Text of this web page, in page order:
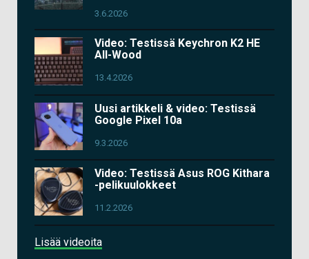
3.6.2026
Video: Testissä Keychron K2 HE
All-Wood
13.4.2026
Uusi artikkeli & video: Testissä
Google Pixel 10a
9.3.2026
Video: Testissä Asus ROG Kithara
-pelikuulokkeet
11.2.2026
Lisää videoita